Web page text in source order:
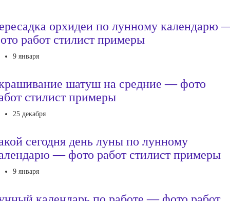
орхидеи по лунному календарю
работ стилист примеры
9 января
шатуш на средние — фото
стилист примеры
25 декабря
сегодня день луны по лунному
— фото работ стилист примеры
9 января